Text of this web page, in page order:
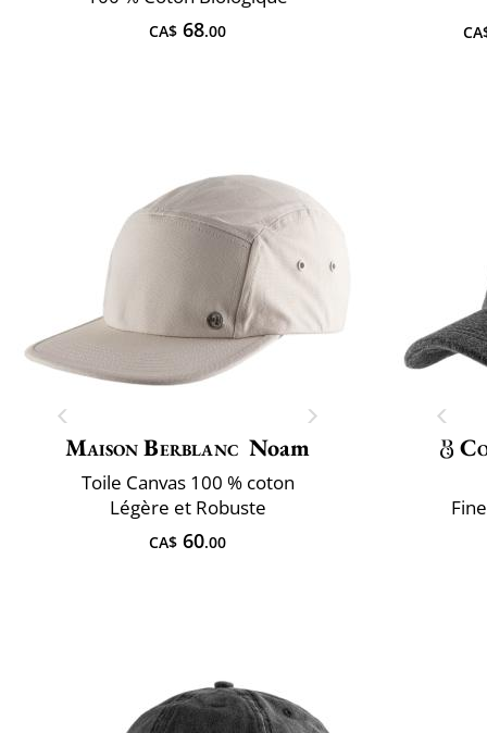
CA$ 68.00
Maison Berblanc Noam
Toile Canvas 100 % coton
Légère et Robuste
CA$ 60.00